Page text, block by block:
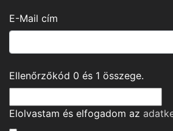
E-Mail cím
Ellenőrzőkód 0 és 1 összege.
Elolvastam és elfogadom az